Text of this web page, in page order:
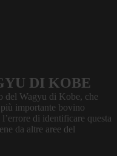
DI KOBE
del Wagyu di Kobe, che
importante bovino
di identificare questa
da altre aree del